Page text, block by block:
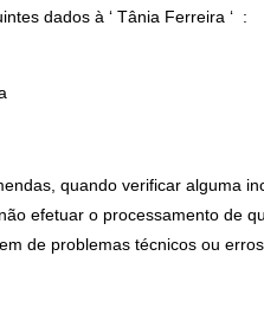
dados à ‘ Tânia Ferreira ‘ :
quando verificar alguma
efetuar o processamento de
de problemas técnicos ou erros